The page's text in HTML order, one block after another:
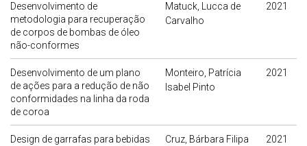
Desenvolvimento de
metodologia para recuperação
de corpos de bombas de óleo
não-conformes
Matuck, Lucca de
Carvalho
2021
Desenvolvimento de um plano
de ações para a redução de não
conformidades na linha da roda
de coroa
Monteiro, Patrícia
Isabel Pinto
2021
Design de garrafas para bebidas
Cruz, Bárbara Filipa
2021